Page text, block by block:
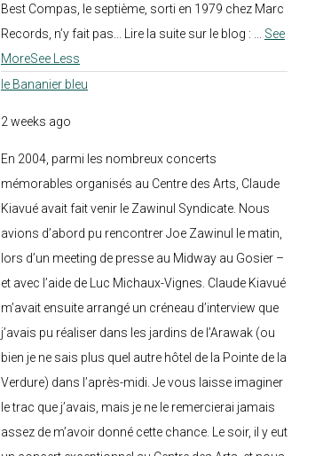
Best Compas, le septième, sorti en 1979 chez Marc
Records, n’y fait pas... Lire la suite sur le blog :
See
MoreSee Less
le Bananier bleu
2 weeks ago
En 2004, parmi les nombreux concerts
mémorables organisés au Centre des Arts, Claude
Kiavué avait fait venir le Zawinul Syndicate. Nous
avions d’abord pu rencontrer Joe Zawinul le matin,
lors d’un meeting de presse au Midway au Gosier –
et avec l’aide de Luc Michaux-Vignes. Claude Kiavué
m’avait ensuite arrangé un créneau d’interview que
j’avais pu réaliser dans les jardins de l’Arawak (ou
bien je ne sais plus quel autre hôtel de la Pointe de la
Verdure) dans l’après-midi. Je vous laisse imaginer
le trac que j’avais, mais je ne le remercierai jamais
assez de m’avoir donné cette chance. Le soir, il y eut